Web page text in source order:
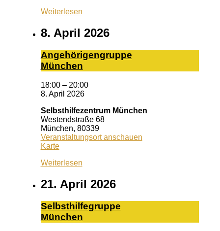
Weiterlesen
8. April 2026
An­ge­hö­ri­gen­grup­pe
Mün­chen
18:00 – 20:00
8. April 2026
Selbsthilfezentrum München
Westendstraße 68
München, 80339
Veranstaltungsort anschauen
KarteSelbsthilfezentrum
Weiterlesen
21. April 2026
Selbst­hil­fe­grup­pe
Mün­chen